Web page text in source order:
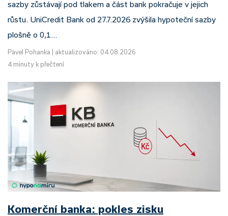
sazby zůstávají pod tlakem a část bank pokračuje v jejich
růstu. UniCredit Bank od 27.7.2026 zvýšila hypoteční sazby
plošně o 0,1…
Pavel Pohanka
aktualizováno: 04.08.2026
4 minuty k přečtení
Komerční banka: pokles zisku